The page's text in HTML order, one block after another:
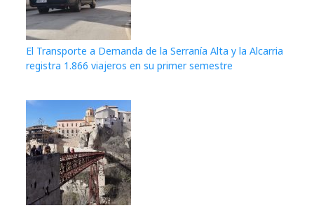
El Transporte a Demanda de la Serranía Alta y la Alcarria
registra 1.866 viajeros en su primer semestre